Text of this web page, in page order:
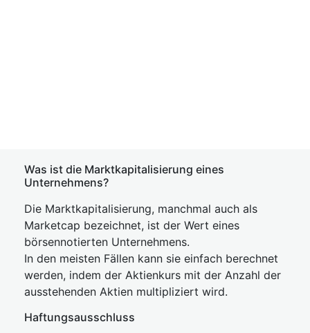
Was ist die Marktkapitalisierung eines
Unternehmens?
Die Marktkapitalisierung, manchmal auch als
Marketcap bezeichnet, ist der Wert eines
börsennotierten Unternehmens.
In den meisten Fällen kann sie einfach berechnet
werden, indem der Aktienkurs mit der Anzahl der
ausstehenden Aktien multipliziert wird.
Haftungsausschluss